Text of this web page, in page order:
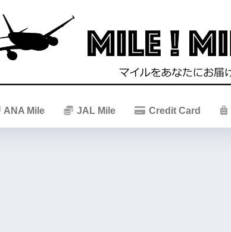
ANA Mile JAL Mile Credit Card